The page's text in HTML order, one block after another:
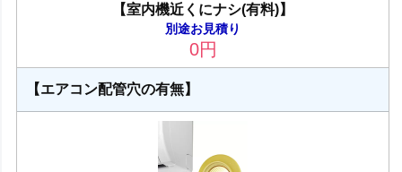
【室内機近くにナシ(有料)】
別途お見積り
0円
【エアコン配管穴の有無】